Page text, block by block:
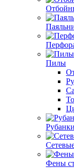
Пилы
Рубанки
Фены